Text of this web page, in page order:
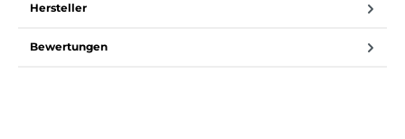
Hersteller
Bewertungen